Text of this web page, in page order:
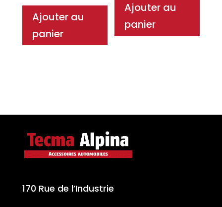
Ajouter au
panier
Ajouter au
panier
170 Rue de l’Industrie